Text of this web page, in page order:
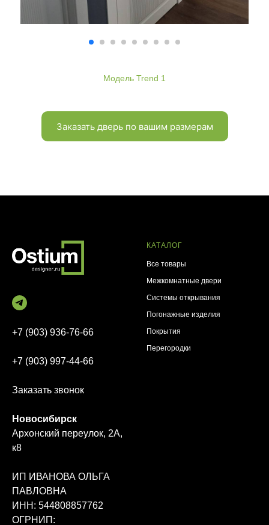
Модель Trend 1
Заказать дверь по вашим размерам
+7 (903) 936-76-66
+7 (903) 997-44-66
Заказать звонок
Новосибирск
Архонский переулок, 2А,
к8
ИП ИВАНОВА ОЛЬГА
ПАВЛОВНА
ИНН: 544808857762
ОГРНИП:
КАТАЛОГ
Все товары
Межкомнатные двери
Системы открывания
Погонажные изделия
Покрытия
Перегородки